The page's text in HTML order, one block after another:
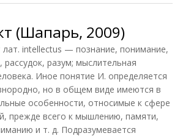
(Шапарь, 2009)
intellectus — познание, понимание,
разум; мыслительная
Иное понятие И. определяется
но в общем виде имеются в
особенности, относимые к сфере
прежде всего к мышлению, памяти,
и т. д. Подразумевается